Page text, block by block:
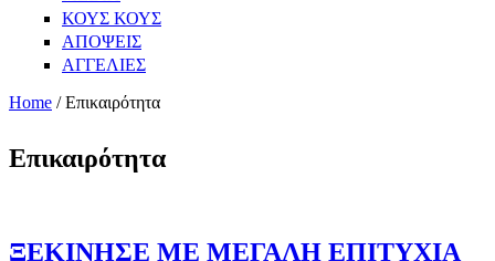
ΚΟΥΣ ΚΟΥΣ
ΑΠΟΨΕΙΣ
ΑΓΓΕΛΙΕΣ
Home / Επικαιρότητα
Επικαιρότητα
ΞΕΚΙΝΗΣΕ ΜΕ ΜΕΓΑΛΗ ΕΠΙΤΥΧΙΑ